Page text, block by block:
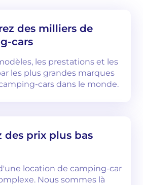
des milliers de
cars
les prestations et les
les plus grandes marques
cars dans le monde.
des prix plus bas
location de camping-car
Nous sommes là